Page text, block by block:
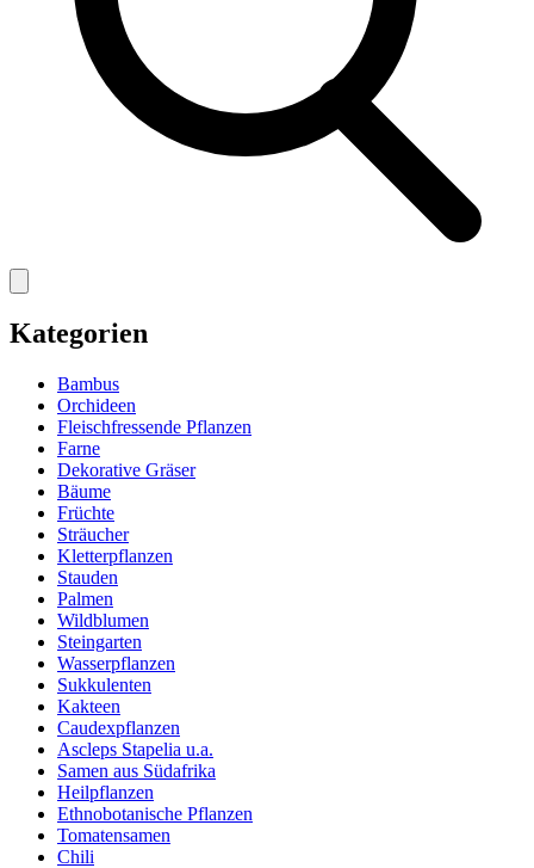
Kategorien
Bambus
Orchideen
Fleischfressende Pflanzen
Farne
Dekorative Gräser
Bäume
Früchte
Sträucher
Kletterpflanzen
Stauden
Palmen
Wildblumen
Steingarten
Wasserpflanzen
Sukkulenten
Kakteen
Caudexpflanzen
Ascleps Stapelia u.a.
Samen aus Südafrika
Heilpflanzen
Ethnobotanische Pflanzen
Tomatensamen
Chili